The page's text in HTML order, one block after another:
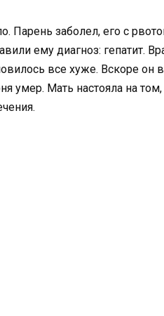
Парень заболел, его с
ему диагноз: гепатит.
все хуже. Вскоре он
умер. Мать настояла на